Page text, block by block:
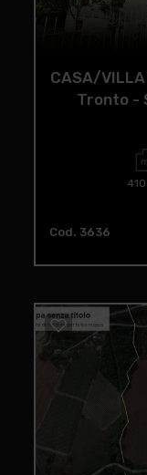
CASA/
Tronto -
Cod. 3636